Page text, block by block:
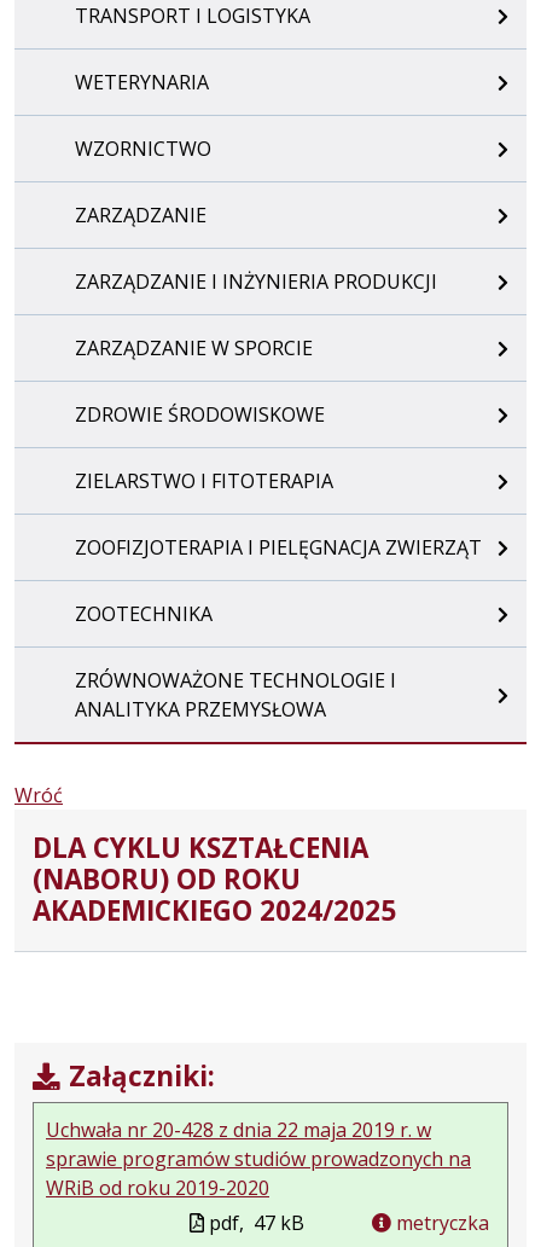
TRANSPORT I LOGISTYKA
WETERYNARIA
WZORNICTWO
ZARZĄDZANIE
ZARZĄDZANIE I INŻYNIERIA PRODUKCJI
ZARZĄDZANIE W SPORCIE
ZDROWIE ŚRODOWISKOWE
ZIELARSTWO I FITOTERAPIA
ZOOFIZJOTERAPIA I PIELĘGNACJA ZWIERZĄT
ZOOTECHNIKA
ZRÓWNOWAŻONE TECHNOLOGIE I
ANALITYKA PRZEMYSŁOWA
Wróć
DLA CYKLU KSZTAŁCENIA
(NABORU) OD ROKU
AKADEMICKIEGO 2024/2025
Załączniki:
Uchwała nr 20-428 z dnia 22 maja 2019 r. w
sprawie programów studiów prowadzonych na
WRiB od roku 2019-2020
pdf, 47 kB metryczka